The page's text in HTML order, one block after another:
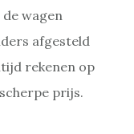
wagen
afgesteld
rekenen op
prijs.